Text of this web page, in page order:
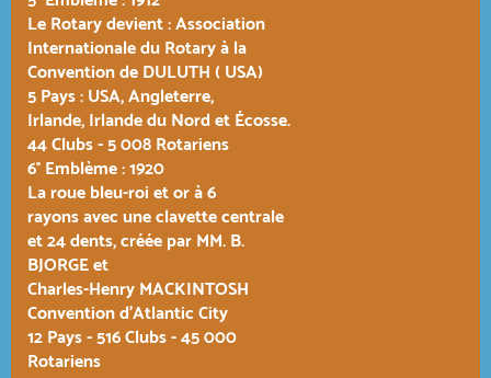
Le Rotary devient : Association
Internationale du Rotary à la
Convention de DULUTH ( USA)
5 Pays : USA, Angleterre,
Irlande, Irlande du Nord et Écosse.
44 Clubs - 5 008 Rotariens
6° Emblème : 1920
La roue bleu-roi et or à 6
rayons avec une clavette centrale
et 24 dents, créée par MM. B.
BJORGE et
Charles-Henry MACKINTOSH
Convention d'Atlantic City
12 Pays - 516 Clubs - 45 000
Rotariens